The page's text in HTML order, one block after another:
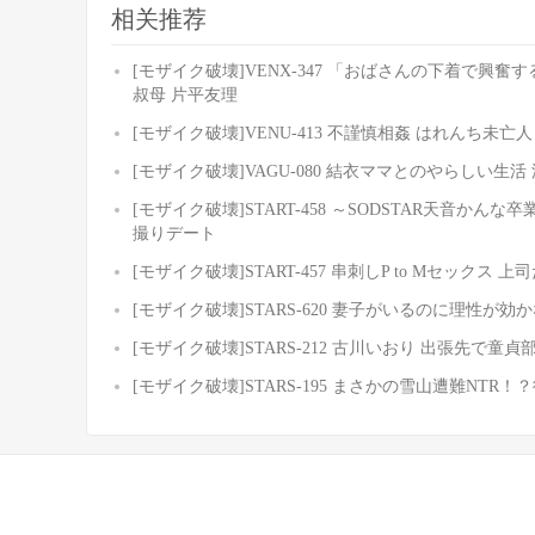
相关推荐
[モザイク破壊]VENX-347 「おばさんの下着で興奮
叔母 片平友理
[モザイク破壊]VENU-413 不謹慎相姦 はれんち未亡
[モザイク破壊]VAGU-080 結衣ママとのやらしい生活
[モザイク破壊]START-458 ～SODSTAR天音かんな
撮りデート
[モザイク破壊]START-457 串刺しP to Mセックス 上
[モザイク破壊]STARS-620 妻子がいるのに理性が効
[モザイク破壊]STARS-212 古川いおり 出張先で童
[モザイク破壊]STARS-195 まさかの雪山遭難NTR！